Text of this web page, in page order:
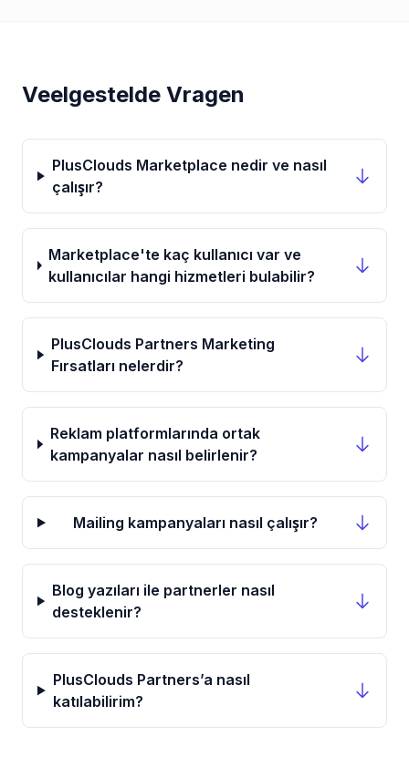
Veelgestelde Vragen
PlusClouds Marketplace nedir ve nasıl
çalışır?
Marketplace'te kaç kullanıcı var ve
kullanıcılar hangi hizmetleri bulabilir?
PlusClouds Partners Marketing
Fırsatları nelerdir?
Reklam platformlarında ortak
kampanyalar nasıl belirlenir?
Mailing kampanyaları nasıl çalışır?
Blog yazıları ile partnerler nasıl
desteklenir?
PlusClouds Partners’a nasıl
katılabilirim?